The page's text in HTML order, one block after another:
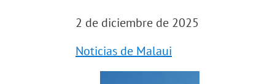
2 de diciembre de 2025
Noticias de Malaui